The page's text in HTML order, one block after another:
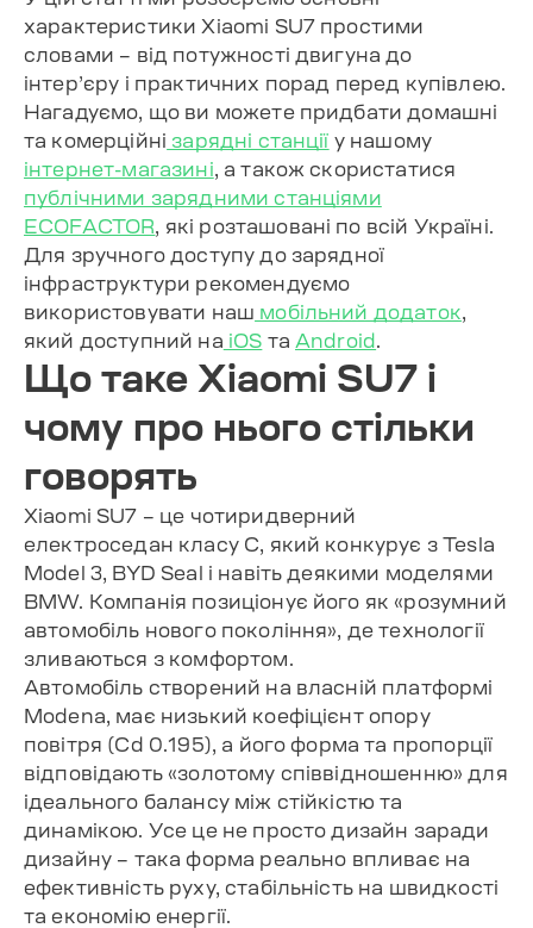
характеристики Xiaomi SU7 простими
словами – від потужності двигуна до
інтер’єру і практичних порад перед купівлею.
Нагадуємо, що ви можете придбати домашні
та комерційні зарядні станції у нашому
інтернет-магазині , а також скористатися
публічними зарядними станціями
ECOFACTOR , які розташовані по всій Україні.
Для зручного доступу до зарядної
інфраструктури рекомендуємо
використовувати наш мобільний додаток
який доступний на iOS та Android
Що таке Xiaomi SU7 і
чому про нього стільки
говорять
Xiaomi SU7 – це чотиридверний
електроседан класу C, який конкурує з Tesla
Model 3, BYD Seal і навіть деякими моделями
BMW. Компанія позиціонує його як «розумний
автомобіль нового покоління», де технології
зливаються з комфортом.
Автомобіль створений на власній платформі
Modena, має низький коефіцієнт опору
повітря (Cd 0.195), а його форма та пропорції
відповідають «золотому співвідношенню» для
ідеального балансу між стійкістю та
динамікою. Усе це не просто дизайн заради
дизайну – така форма реально впливає на
ефективність руху, стабільність на швидкості
та економію енергії.